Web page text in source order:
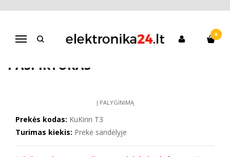
Navigacija
0
Pagrindinis
KuKirin elektriniai paspirtukai
KUKIRIN T3 ELEKTRINIS
PASPIRTUKAS
Į PALYGINIMĄ
Prekės kodas: KuKirin T3
Turimas kiekis: Prekė sandėlyje